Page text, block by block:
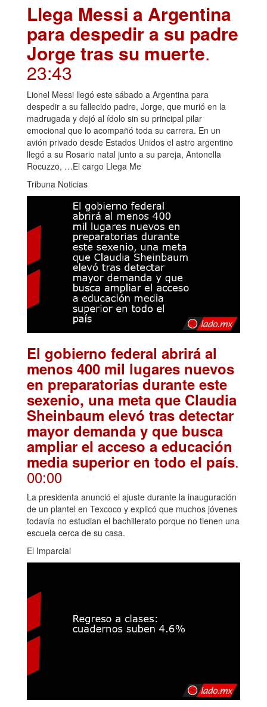
Llega Messi a Argentina
para despedir a su padre
Jorge tras su muerte.
23:43
Lionel Messi llegó este sábado a Argentina para
despedir a su fallecido padre, Jorge, que murió en la
madrugada y dejó al ídolo sin su principal pilar
emocional que lo acompañó toda su carrera. En un
avión privado desde Estados Unidos el astro argentino
llegó a su Rosario natal junto a su pareja, Antonella
Rocuzzo, …El cargo Llega Me
Tribuna Noticias
El gobierno federal abrirá al
menos 400 mil lugares nuevos
en preparatorias durante este
sexenio, una meta que Claudia
Sheinbaum elevó tras detectar
mayor demanda y que busca
ampliar el acceso a educación
media superior en todo el país.
00:00
La presidenta anunció el ajuste durante la inauguración
de un plantel en Texcoco y explicó que muchos jóvenes
todavía no estudian el bachillerato porque no tienen una
escuela cerca de su casa.
El Imparcial